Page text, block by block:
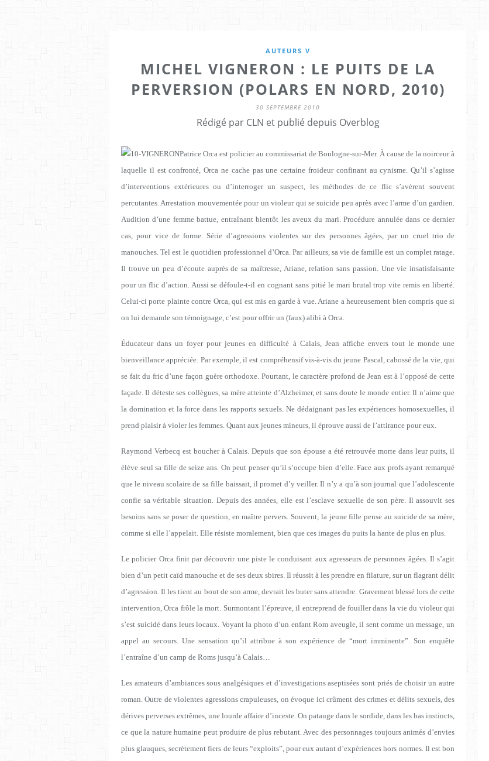
AUTEURS V
MICHEL VIGNERON : LE PUITS DE LA
PERVERSION (POLARS EN NORD, 2010)
30 SEPTEMBRE 2010
Rédigé par CLN et publié depuis Overblog
Patrice Orca est policier au commissariat de Boulogne-sur-Mer. À cause de la noirceur à
laquelle il est confronté, Orca ne cache pas une certaine froideur confinant au cynisme. Qu’il s’agisse
d’interventions extérieures ou d’interroger un suspect, les méthodes de ce flic s’avèrent souvent
percutantes. Arrestation mouvementée pour un violeur qui se suicide peu après avec l’arme d’un gardien.
Audition d’une femme battue, entraînant bientôt les aveux du mari. Procédure annulée dans ce dernier
cas, pour vice de forme. Série d’agressions violentes sur des personnes âgées, par un cruel trio de
manouches. Tel est le quotidien professionnel d’Orca. Par ailleurs, sa vie de famille est un complet ratage.
Il trouve un peu d’écoute auprès de sa maîtresse, Ariane, relation sans passion. Une vie insatisfaisante
pour un flic d’action. Aussi se défoule-t-il en cognant sans pitié le mari brutal trop vite remis en liberté.
Celui-ci porte plainte contre Orca, qui est mis en garde à vue. Ariane a heureusement bien compris que si
on lui demande son témoignage, c’est pour offrir un (faux) alibi à Orca.
Éducateur dans un foyer pour jeunes en difficulté à Calais, Jean affiche envers tout le monde une
bienveillance appréciée. Par exemple, il est compréhensif vis-à-vis du jeune Pascal, cabossé de la vie, qui
se fait du fric d’une façon guère orthodoxe. Pourtant, le caractère profond de Jean est à l’opposé de cette
façade. Il déteste ses collègues, sa mère atteinte d’Alzheimer, et sans doute le monde entier. Il n’aime que
la domination et la force dans les rapports sexuels. Ne dédaignant pas les expériences homosexuelles, il
prend plaisir à violer les femmes. Quant aux jeunes mineurs, il éprouve aussi de l’attirance pour eux.
Raymond Verbecq est boucher à Calais. Depuis que son épouse a été retrouvée morte dans leur puits, il
élève seul sa fille de seize ans. On peut penser qu’il s’occupe bien d’elle. Face aux profs ayant remarqué
que le niveau scolaire de sa fille baissait, il promet d’y veiller. Il n’y a qu’à son journal que l’adolescente
confie sa véritable situation. Depuis des années, elle est l’esclave sexuelle de son père. Il assouvit ses
besoins sans se poser de question, en maître pervers. Souvent, la jeune fille pense au suicide de sa mère,
comme si elle l’appelait. Elle résiste moralement, bien que ces images du puits la hante de plus en plus.
Le policier Orca finit par découvrir une piste le conduisant aux agresseurs de personnes âgées. Il s’agit
bien d’un petit caïd manouche et de ses deux sbires. Il réussit à les prendre en filature, sur un flagrant délit
d’agression. Il les tient au bout de son arme, devrait les buter sans attendre. Gravement blessé lors de cette
intervention, Orca frôle la mort. Surmontant l’épreuve, il entreprend de fouiller dans la vie du violeur qui
s’est suicidé dans leurs locaux. Voyant la photo d’un enfant Rom aveugle, il sent comme un message, un
appel au secours. Une sensation qu’il attribue à son expérience de ­ “mort imminente” . Son enquête
l’entraîne d’un camp de Roms jusqu’à Calais…
Les amateurs d’ambiances sous analgésiques et d’investigations aseptisées sont priés de choisir un autre
roman. Outre de violentes agressions crapuleuses, on évoque ici crûment des crimes et délits sexuels, des
dérives perverses extrêmes, une lourde affaire d’inceste. On patauge dans le sordide, dans les bas instincts,
ce que la nature humaine peut produire de plus rebutant. Avec des personnages toujours animés d’envies
plus glauques, secrètement fiers de leurs “exploits” , pour eux autant d’expériences hors normes. Il est bon